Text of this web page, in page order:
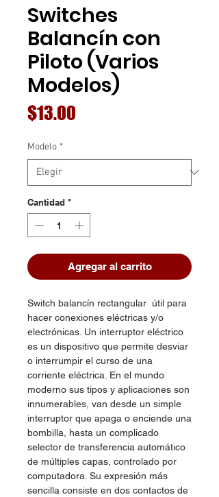
Switches
Balancín con
Piloto (Varios
Modelos)
$13.00
Modelo *
Cantidad *
Agregar al carrito
Switch balancín rectangular útil para
hacer conexiones eléctricas y/o
electrónicas. Un interruptor eléctrico
es un dispositivo que permite desviar
o interrumpir el curso de una
corriente eléctrica. En el mundo
moderno sus tipos y aplicaciones son
innumerables, van desde un simple
interruptor que apaga o enciende una
bombilla, hasta un complicado
selector de transferencia automático
de múltiples capas, controlado por
computadora. Su expresión más
sencilla consiste en dos contactos de